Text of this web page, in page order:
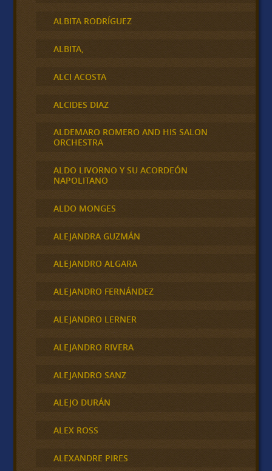
ALBITA RODRÍGUEZ
ALBITA,
ALCI ACOSTA
ALCIDES DIAZ
ALDEMARO ROMERO AND HIS SALON
ORCHESTRA
ALDO LIVORNO Y SU ACORDEÓN
NAPOLITANO
ALDO MONGES
ALEJANDRA GUZMÁN
ALEJANDRO ALGARA
ALEJANDRO FERNÁNDEZ
ALEJANDRO LERNER
ALEJANDRO RIVERA
ALEJANDRO SANZ
ALEJO DURÁN
ALEX ROSS
ALEXANDRE PIRES